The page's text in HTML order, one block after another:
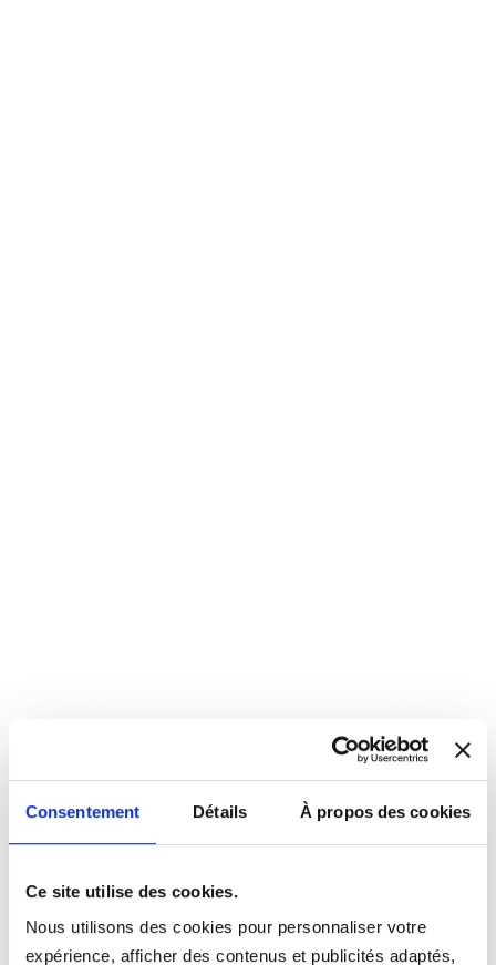
Consentement Détails À propos des cookies
Ce site utilise des cookies.
Nous utilisons des cookies pour personnaliser votre
expérience, afficher des contenus et publicités adaptés,